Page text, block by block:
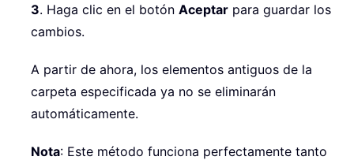
3. Haga clic en el botón Aceptar para guardar los
cambios.
A partir de ahora, los elementos antiguos de la
carpeta especificada ya no se eliminarán
automáticamente.
Nota: Este método funciona perfectamente tanto